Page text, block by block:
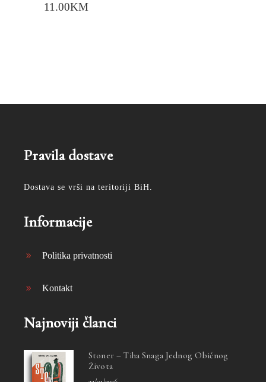
11.00KM
Pravila dostave
Dostava se vrši na teritoriji BiH.
Informacije
Politika privatnosti
Kontakt
Najnoviji članci
Stoner – Tiha Snaga Jednog Običnog
Života